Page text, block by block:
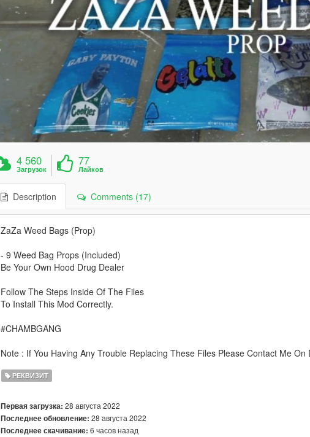
4 560
Загрузок
77
Лайков
Description Comments (17)
ZaZa Weed Bags (Prop)
- 9 Weed Bag Props (Included)
Be Your Own Hood Drug Dealer
Follow The Steps Inside Of The Files
To Install This Mod Correctly.
#CHAMBGANG
Note : If You Having Any Trouble Replacing These Files Please Contact Me On
РЕКВИЗИТ
Первая загрузка: 28 августа 2022
Последнее обновление: 28 августа 2022
Последнее скачивание: 6 часов назад